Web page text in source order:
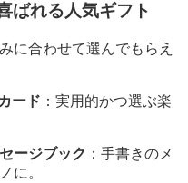
ばれる人気ギフト
に合わせて選んでもらえ
ード ：実用的かつ選ぶ楽
ージブック ：手書きのメ
に。